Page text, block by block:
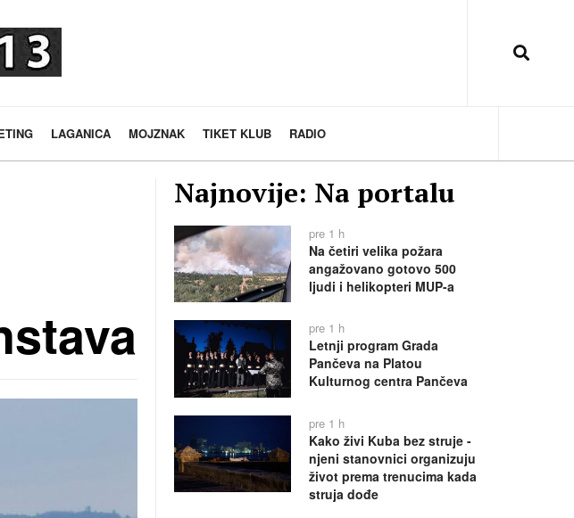
LAGANICA MOJZNAK TIKET KLUB RADIO
Najnovije: Na portalu
pre 1 h
Na četiri velika požara
angažovano gotovo 500
ljudi i helikopteri MUP-a
pre 1 h
Letnji program Grada
Pančeva na Platou
Kulturnog centra Pančeva
pre 1 h
Kako živi Kuba bez struje -
njeni stanovnici organizuju
život prema trenucima kada
struja dođe